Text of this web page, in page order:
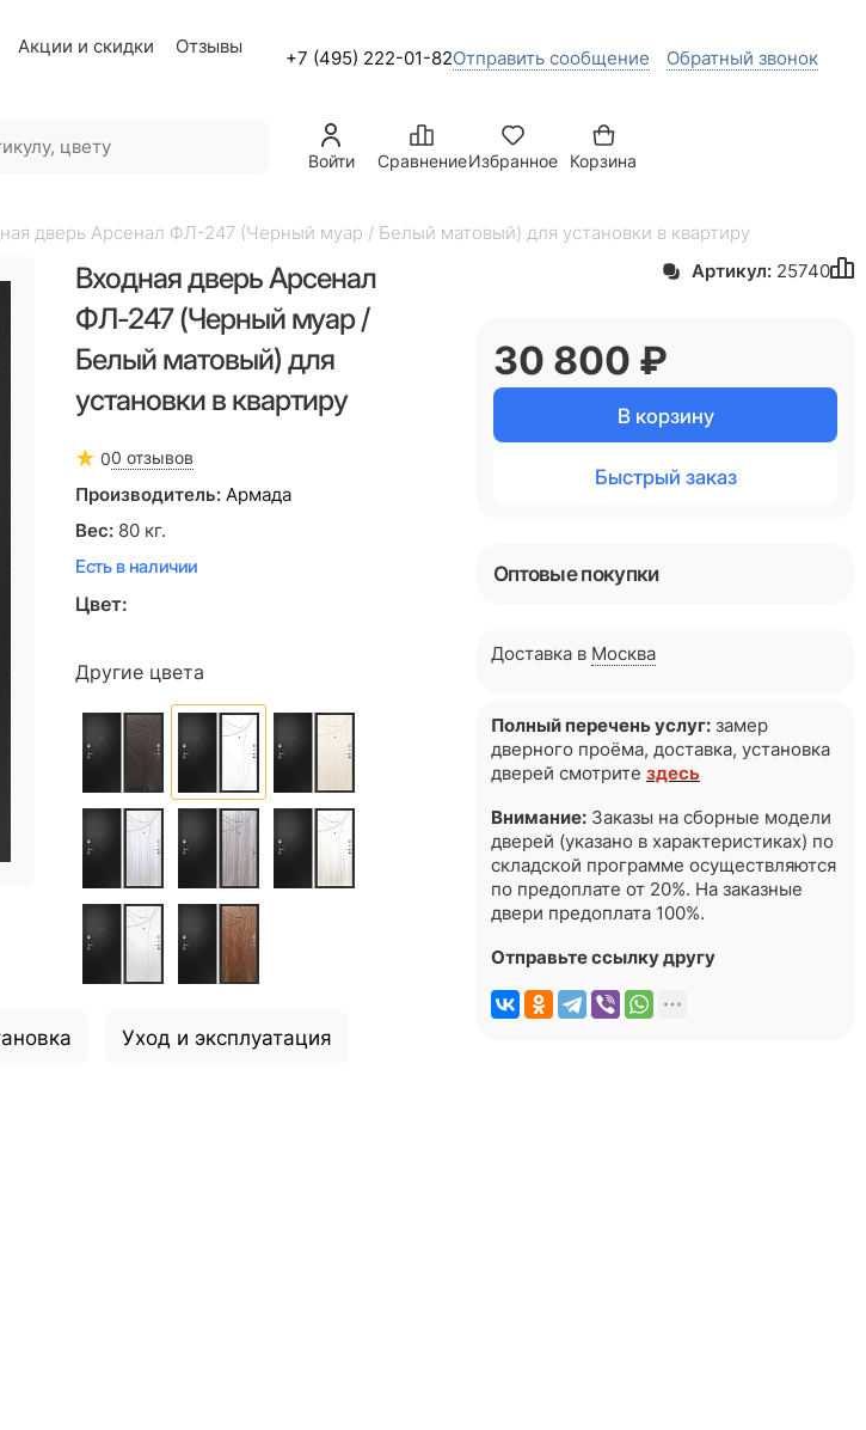
Акции и скидки
Отзывы
+7 (495) 222-01-82Отправить сообщение Обратный звонок
Войти СравнениеИзбранное Корзина
дверь Арсенал ФЛ-247 (Черный муар / Белый матовый) для установки в квартиру
Входная дверь Арсенал
ФЛ-247 (Черный муар /
Белый матовый) для
установки в квартиру
00 отзывов
Производитель: Армада
Вес: 80 кг.
Есть в наличии
Цвет:
Другие цвета
Уход и эксплуатация
Артикул: 25740
30 800 ₽
В корзину
Быстрый заказ
Оптовые покупки
Доставка в Москва
Полный перечень услуг: замер
дверного проёма, доставка, установка
дверей смотрите здесь
Внимание: Заказы на сборные модели
дверей (указано в характеристиках) по
складской программе осуществляются
по предоплате от 20%. На заказные
двери предоплата 100%.
Отправьте ссылку другу